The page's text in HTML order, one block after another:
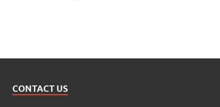
CONTACT US